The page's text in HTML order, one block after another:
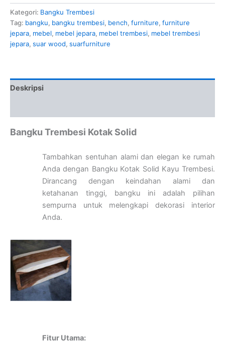
Kategori: Bangku Trembesi
Tag: bangku, bangku trembesi, bench, furniture, furniture
jepara, mebel, mebel jepara, mebel trembesi, mebel trembesi
jepara, suar wood, suarfurniture
Deskripsi
Bangku Trembesi Kotak Solid
Tambahkan sentuhan alami dan elegan ke rumah
Anda dengan Bangku Kotak Solid Kayu Trembesi.
Dirancang dengan keindahan alami dan
ketahanan tinggi, bangku ini adalah pilihan
sempurna untuk melengkapi dekorasi interior
Anda.
Fitur Utama: